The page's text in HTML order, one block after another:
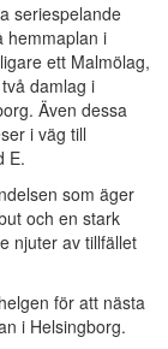
seriespelande
hemmaplan i
ett Malmölag,
damlag i
Även dessa
i väg till
E.
som äger
och en stark
njuter av tillfället
för att nästa
i Helsingborg.